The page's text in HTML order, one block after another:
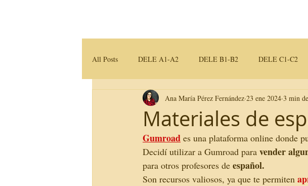
All Posts DELE A1-A2 DELE B1-B2 DELE C1-C2
Traducción e Interpretación Materiales para clase
Materiales de
Ana María Pérez Fernández 23 ene 2024 3 min
Gumroad es una plataforma online donde
Decidí utilizar a Gumroad para vender
para otros profesores de español.
Son recursos valiosos, ya que te permiten